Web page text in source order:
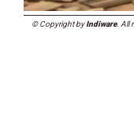
© Copyright byIndiware. All